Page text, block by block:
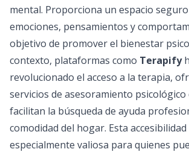
mental. Proporciona un espacio
emociones, pensamientos y
objetivo de promover el bienestar
contexto, plataformas como Terapify
revolucionado el acceso a la terapia,
servicios de asesoramiento psicológico
facilitan la búsqueda de ayuda
comodidad del hogar. Esta accesibilidad
especialmente valiosa para quienes